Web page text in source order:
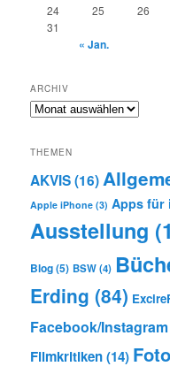
24
25 26
31
« Jan.
ARCHIV
Archiv
THEMEN
AKVIS(16)
Apple iPhone (3) Apps für
Ausstellung
Blog(5) BSW(4)
Erding (84)
Facebook/Instagram
Filmkritiken(14)